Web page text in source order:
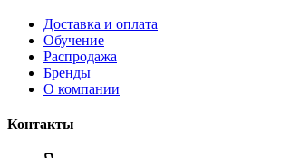
Доставка и оплата
Обучение
Распродажа
Бренды
О компании
Контакты